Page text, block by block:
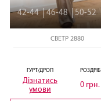
42-44 46-48 50-52
СВЕТР 2880
ГУРТ/ДРОП
Дізнатись
умови
РОЗДРІБ
0 грн.